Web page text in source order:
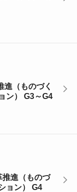
進（ものづく
ン） G3～G4
進（ものづ
ョン） G4